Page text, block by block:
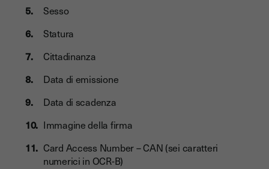
Sesso
Statura
Cittadinanza
Data di emissione
Data di scadenza
Immagine della firma
Card Access Number – CAN (sei caratteri
numerici in OCR-B)